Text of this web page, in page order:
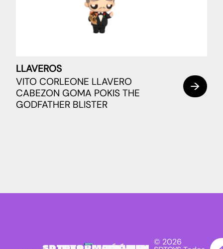
LLAVEROS
VITO CORLEONE LLAVERO
CABEZON GOMA POKIS THE
GODFATHER BLISTER
SDTOYS
INFORMACIÓN
SÍGUENOS
NEWSLETTER
© 2026